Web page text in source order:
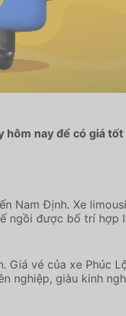
hôm nay để có giá tốt
Nam Định. Xe
ngồi được bố trí hợp
Giá vé của xe Phúc
nghiệp, giàu kinh